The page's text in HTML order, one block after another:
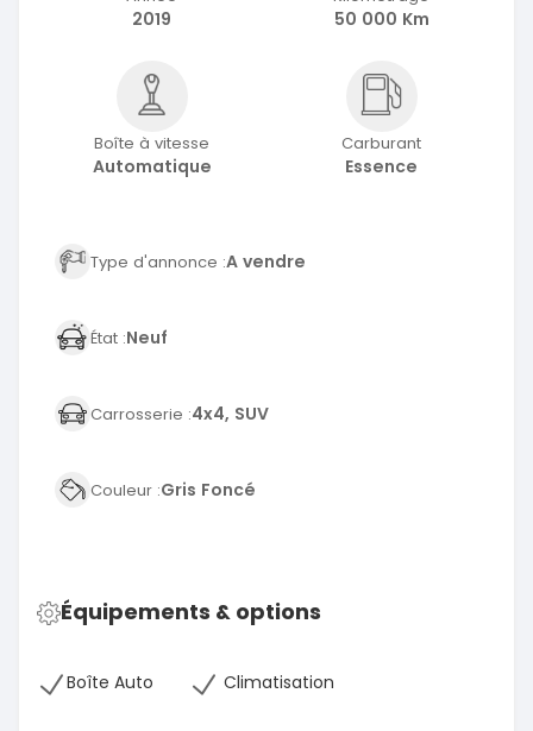
2019 50 000 Km
Boîte à vitesse
Automatique
Carburant
Essence
Type d'annonce :A vendre
État :Neuf
Carrosserie :4x4, SUV
Couleur :Gris Foncé
Équipements & options
Boîte Auto Climatisation